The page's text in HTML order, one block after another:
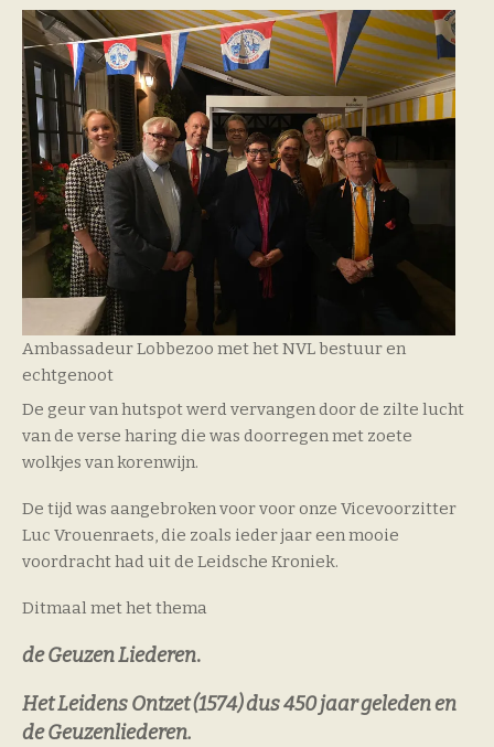
Ambassadeur Lobbezoo met het NVL bestuur en
echtgenoot
De geur van hutspot werd vervangen door de zilte lucht
van de verse haring die was doorregen met zoete
wolkjes van korenwijn.
De tijd was aangebroken voor voor onze Vicevoorzitter
Luc Vrouenraets, die zoals ieder jaar een mooie
voordracht had uit de Leidsche Kroniek.
Ditmaal met het thema
de Geuzen Liederen.
Het Leidens Ontzet (1574) dus 450 jaar geleden en
de Geuzenliederen.